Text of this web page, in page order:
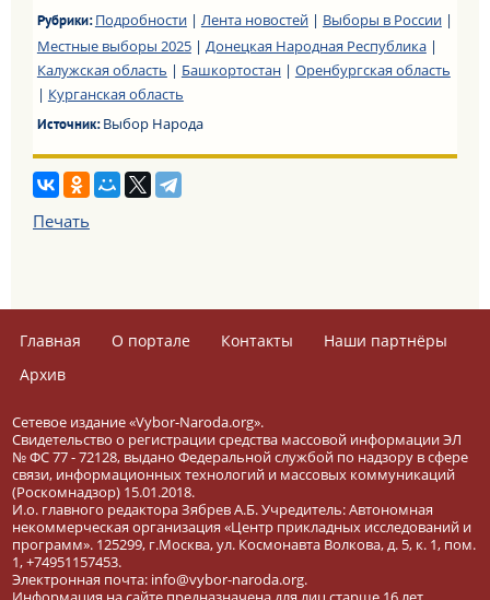
Рубрики:Подробности| Лента новостей| Выборы в России|
Местные выборы 2025| Донецкая Народная Республика|
Калужская область | Башкортостан| Оренбургская область
| Курганская область
Источник:Выбор Народа
Печать
Главная О портале Контакты
Наши партнёры
Архив
Сетевое издание «Vybor-Naroda.org».
Свидетельство о регистрации средства массовой информации ЭЛ
№ ФС 77 - 72128, выдано Федеральной службой по надзору в сфере
связи, информационных технологий и массовых коммуникаций
(Роскомнадзор) 15.01.2018.
И.о. главного редактора Зябрев А.Б. Учредитель: Автономная
некоммерческая организация «Центр прикладных исследований и
программ». 125299, г.Москва, ул. Космонавта Волкова, д. 5, к. 1, пом.
1, +74951157453.
Электронная почта: info@vybor-naroda.org.